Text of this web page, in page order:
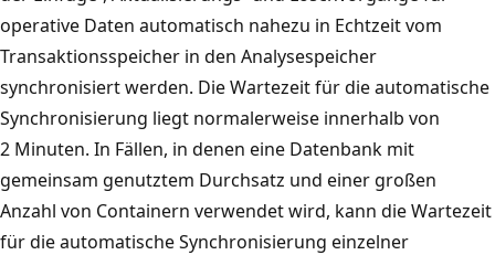
operative Daten automatisch nahezu in Echtzeit vom
Transaktionsspeicher in den Analysespeicher
synchronisiert werden. Die Wartezeit für die automatische
Synchronisierung liegt normalerweise innerhalb von
2 Minuten. In Fällen, in denen eine Datenbank mit
gemeinsam genutztem Durchsatz und einer großen
Anzahl von Containern verwendet wird, kann die Wartezeit
für die automatische Synchronisierung einzelner